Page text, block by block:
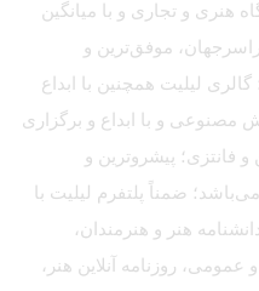
بیش از ۲۵۰ نمایشگاه هنری و تجاری و با میانگین
موفق‌ترین و
گالری لیلیت همچنین با ابداع
مصنوعی و با ابداع و برگزاری
فانتزی؛ پیشروترین و
ضمناً پلتفرم لیلیت با
هنر و هنرمندان،
روزنامه آنلاین هنر،